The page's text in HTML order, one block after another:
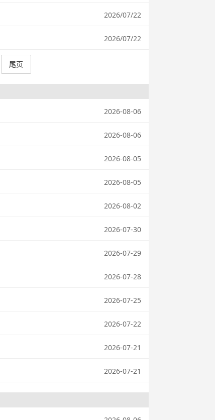
2026/07/22
2026/07/22
尾页
2026-08-06
2026-08-06
2026-08-05
2026-08-05
2026-08-02
2026-07-30
2026-07-29
2026-07-28
2026-07-25
2026-07-22
2026-07-21
2026-07-21